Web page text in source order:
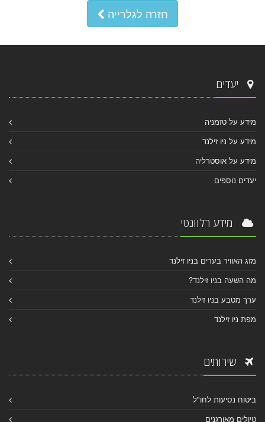
חזרה לגלרייה
יעדים
מידע על טזמניה
מידע על ניו זילנד
מידע על אוסטרליה
יעדים נוספים
מידע רלוונטי
מזג האוויר בערים בניו זילנד
מה השעה בניו זילנד?
ערך מטבע בניו זילנד
מפת ניו זילנד
שירותים
ביטוח נסיעות לחו"ל
טיולים מאורגנים